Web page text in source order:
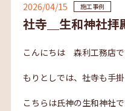
2026/04/15 施工事例
社寺＿生和神社拝
こんにちは 森利工務店
もりとしでは、社寺も手掛
こちらは氏神の生和神社で